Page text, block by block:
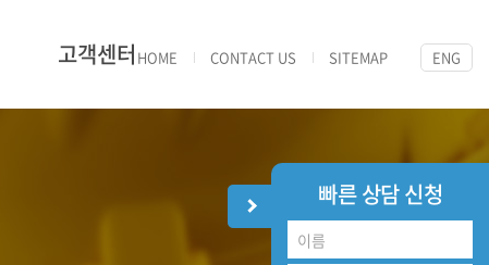
고객센터 HOME CONTACT US SITEMAP ENG
빠른 상담 신청